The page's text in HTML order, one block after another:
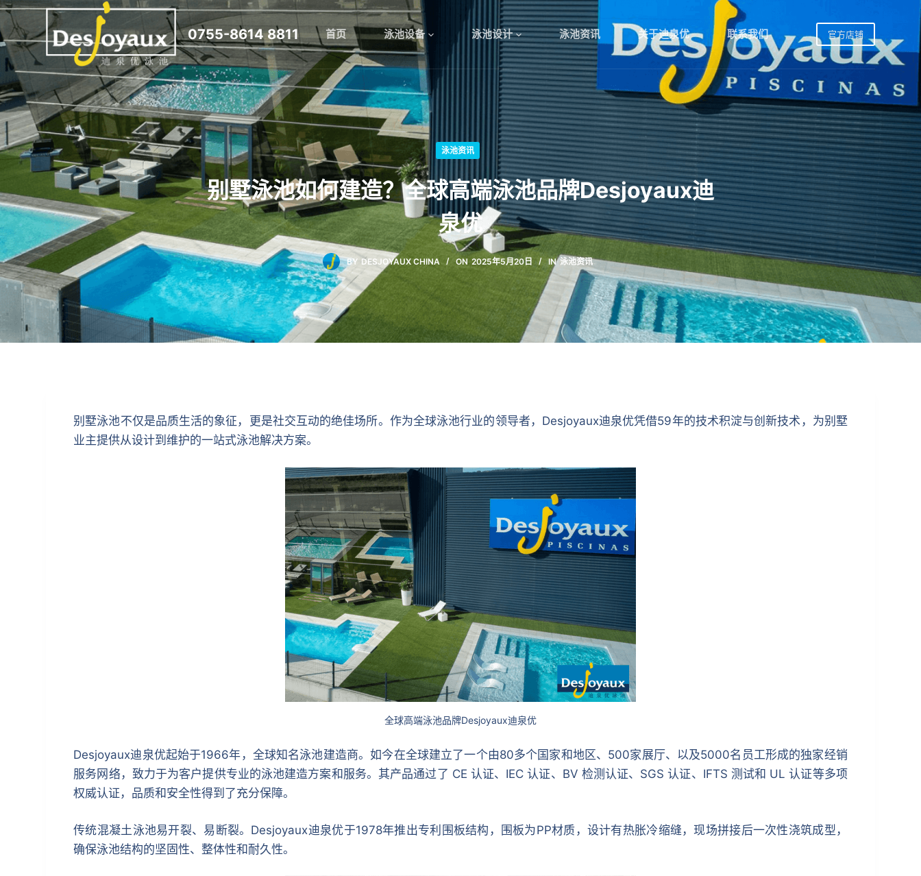
过
内
容
0755-8614 8811 首页 泳池设备 泳池设计 泳池资讯 关于迪泉优 联系我们 官方店铺
泳池资讯
别墅泳池如何建造？全球高端泳池品牌Desjoyaux迪
泉优
BY DESJOYAUX CHINA ON 2025年5月20日 IN 泳池资讯
别墅泳池不仅是品质生活的象征，更是社交互动的绝佳场所。作为全球泳池行业的领导者，Desjoyaux迪泉优凭借59年的技术积淀与创新技术，为别墅
业主提供从设计到维护的一站式泳池解决方案。
全球高端泳池品牌Desjoyaux迪泉优
Desjoyaux迪泉优起始于1966年，全球知名泳池建造商。如今在全球建立了一个由80多个国家和地区、500家展厅、以及5000名员工形成的独家经销
服务网络，致力于为客户提供专业的泳池建造方案和服务。其产品通过了 CE 认证、IEC 认证、BV 检测认证、SGS 认证、IFTS 测试和 UL 认证等多项
权威认证，品质和安全性得到了充分保障。
传统混凝土泳池易开裂、易断裂。Desjoyaux迪泉优于1978年推出专利围板结构，围板为PP材质，设计有热胀冷缩缝，现场拼接后一次性浇筑成型，
确保泳池结构的坚固性、整体性和耐久性。